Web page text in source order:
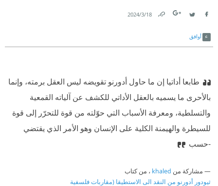
18‏/3‏/2024
أوافق
طابعا أداتيا إن ما حاول أدورنو تقويضه ليس العقل برمته، وإنما
بالأحرى ما يسميه بالعقل الأداتي للكشف عن آلياته القمعية
والتسلطية، ومعرفة الأسباب التي حوّلته من قوة للتحرّر إلى قوة
للسيطرة والهيمنة الكلية على الإنسان وهو الأمر الذي يقتضي
-حسب
مشاركة من khaled ، من كتاب
ثيودور أدورنو من النقد الى الاستطيقا (مقاربات فلسفية